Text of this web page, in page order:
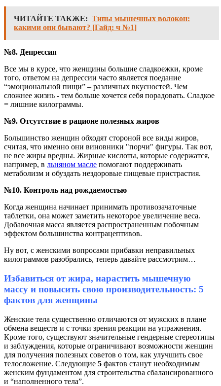
ЧИТАЙТЕ ТАКЖЕ: Типы мышечных волокон:
какими они бывают? [Гайд: ч №1]
№8. Депрессия
Все мы в курсе, что женщины большие сладкоежки, кроме
того, ответом на депрессии часто является поедание
“эмоциональной пищи” – различных вкусностей. Чем
сложнее жизнь - тем больше хочется себя порадовать. Сладкое
= лишние килограммы.
№9. Отсутствие в рационе полезных жиров
Большинство женщин обходят стороной все виды жиров,
считая, что именно они виновники "порчи" фигуры. Так вот,
не все жиры вредны. Жирные кислоты, которые содержатся,
например, в льняном масле помогают поддерживать
метаболизм и обуздать нездоровые пищевые пристрастия.
№10. Контроль над рождаемостью
Когда женщина начинает принимать противозачаточные
таблетки, она может заметить некоторое увеличение веса.
Добавочная масса является распространенным побочным
эффектом большинства контрацептивов.
Ну вот, с женскими вопросами прибавки неправильных
килограммов разобрались, теперь давайте рассмотрим…
Избавиться от жира, нарастить мышечную
массу и повысить свою производительность: 5
фактов для женщины
Женские тела существенно отличаются от мужских в плане
обмена веществ и с точки зрения реакции на упражнения.
Кроме того, существуют значительные гендерные стереотипы
и заблуждения, которые ограничивают возможности женщин
для получения полезных советов о том, как улучшить свое
телосложение. Следующие 5 фактов станут необходимым
женским фундаментом для строительства сбалансированного
и “наполненного тела”.